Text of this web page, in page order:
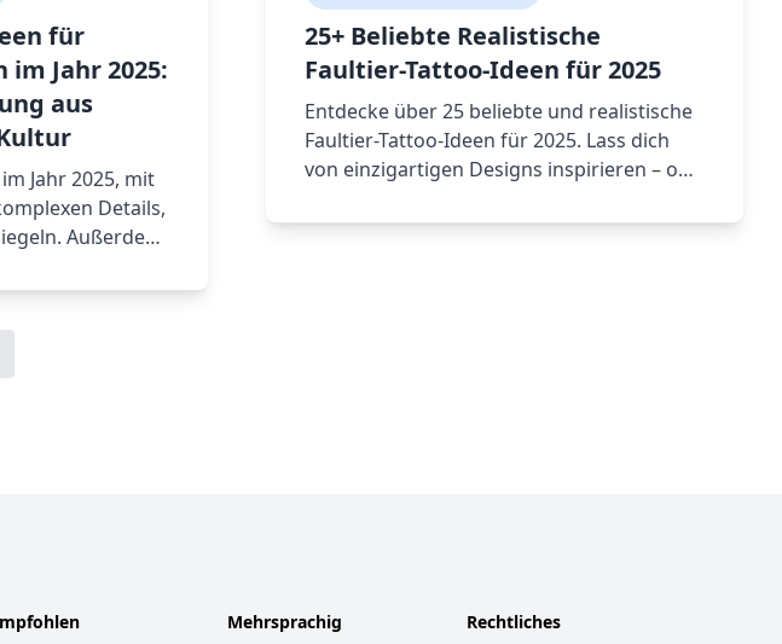
für
Jahr 2025:
aus
Jahr 2025, mit
Details,
Außerdem
ob du
Tattoo
auf die
kann dich
25+ Beliebte Realistische
Faultier-Tattoo-Ideen für 2025
Entdecke über 25 beliebte und realistische
Faultier-Tattoo-Ideen für 2025. Lass dich
von einzigartigen Designs inspirieren – ob
Motive. Gestalte dein eigenes Faultier-
Mehrsprachig Rechtliches